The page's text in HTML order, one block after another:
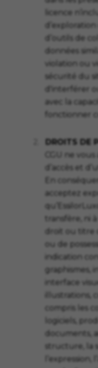
licence
d’outils de
données
violation ou
sécurité du
d'interférer
avec la
fonctionner
DROITS DE
CGU ne
d’accès et
En
acceptez
transfère, ni
droit ou
ou de
indication
graphismes,
interface
illustrations,
compris les
logiciels,
documents,
structure, la